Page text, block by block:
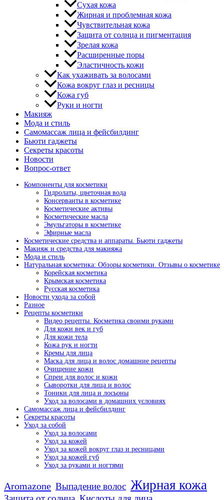
Сухая кожа
Жирная и проблемная кожа
Чувствительная кожа
Защита от солнца и пигментация
Зрелая кожа
Расширенные поры
Эластичность кожи
Как ухаживать за волосами
Кожа вокруг глаз и ресницы
Кожа губ
Руки и ногти
Макияж
Мода и стиль
Самомассаж лица и фейсбилдинг
Бьюти гаджеты
Секреты красоты
Новости
Вопрос-ответ
Компоненты для косметики
Гидролаты, цветочная вода
Консерванты в косметике
Косметические активы
Косметические масла
Эмульгаторы в косметике
Эфирные масла
Косметические средства и аппараты. Бьюти гаджеты
Макияж и средства для макияжа
Мода и стиль
Натуральная косметика: Обзоры косметики. Отзывы о косметике
Корейская косметика
Крымская косметика
Русская косметика
Новости ухода за собой
Разное
Рецепты косметики
Видео рецепты. Косметика своими руками
Для кожи век и губ
Для кожи тела
Кожа рук и ногти
Кремы для лица
Маска для лица и волос домашние рецепты
Очищение кожи
Спреи для волос и кожи
Сыворотки для лица и волос
Тоники для лица и лосьоны
Уход за волосами в домашних условиях
Самомассаж лица и фейсбилдинг
Секреты красоты
Уход за собой
Уход за волосами
Уход за кожей
Уход за кожей вокруг глаз и ресницами
Уход за кожей губ
Уход за руками и ногтями
Aromazone Выпадение волос Жирная кожа